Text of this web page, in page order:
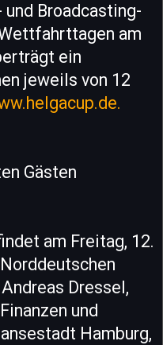
Broadcasting-
am
ein
jeweils von 12
Gästen
am Freitag, 12.
Dressel,
und
Hamburg,